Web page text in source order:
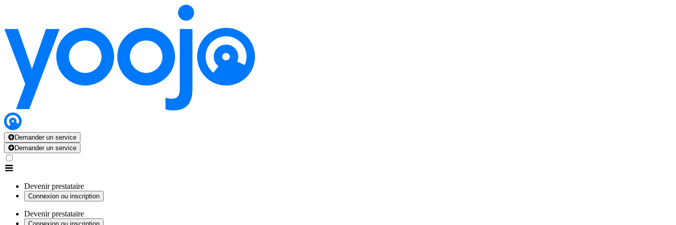
Demander un service
Demander un service
Devenir prestataire
Connexion ou inscription
Devenir prestataire